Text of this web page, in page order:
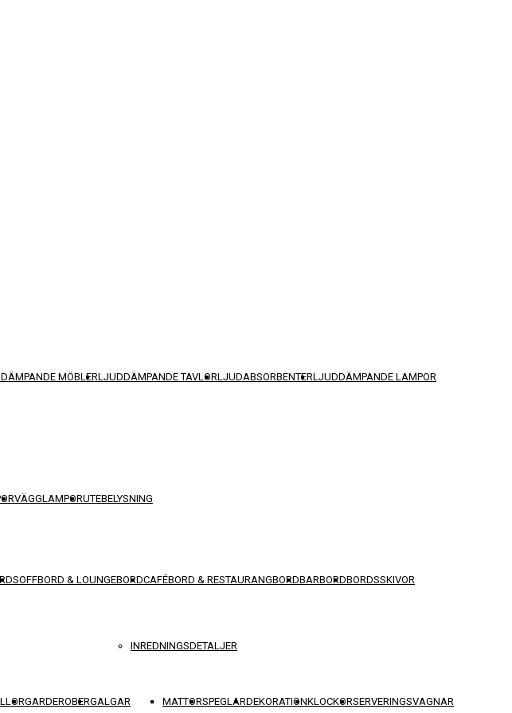
MÖBLERLJUDDÄMPANDE TAVLORLJUDABSORBENTERLJUDDÄMPANDE LAMPOR
VÄGGLAMPORUTEBELYSNING
SOFFBORD & LOUNGEBORDCAFÉBORD & RESTAURANGBORDBARBORDBORDSSKIVOR
GARDEROBERGALGAR
INREDNINGSDETALJER
MATTORSPEGLARDEKORATIONKLOCKORSERVERINGSVAGNAR